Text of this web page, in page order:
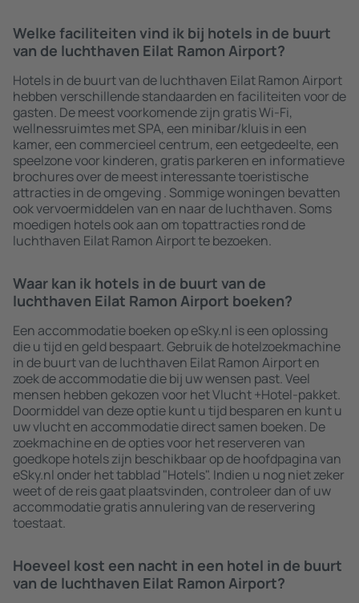
Welke faciliteiten vind ik bij hotels in de buurt
van de luchthaven Eilat Ramon Airport?
Hotels in de buurt van de luchthaven Eilat Ramon Airport
hebben verschillende standaarden en faciliteiten voor de
gasten. De meest voorkomende zijn gratis Wi-Fi,
wellnessruimtes met SPA, een minibar/kluis in een
kamer, een commercieel centrum, een eetgedeelte, een
speelzone voor kinderen, gratis parkeren en informatieve
brochures over de meest interessante toeristische
attracties in de omgeving . Sommige woningen bevatten
ook vervoermiddelen van en naar de luchthaven. Soms
moedigen hotels ook aan om topattracties rond de
luchthaven Eilat Ramon Airport te bezoeken.
Waar kan ik hotels in de buurt van de
luchthaven Eilat Ramon Airport boeken?
Een accommodatie boeken op eSky.nl is een oplossing
die u tijd en geld bespaart. Gebruik de hotelzoekmachine
in de buurt van de luchthaven Eilat Ramon Airport en
zoek de accommodatie die bij uw wensen past. Veel
mensen hebben gekozen voor het Vlucht +Hotel-pakket.
Doormiddel van deze optie kunt u tijd besparen en kunt u
uw vlucht en accommodatie direct samen boeken. De
zoekmachine en de opties voor het reserveren van
goedkope hotels zijn beschikbaar op de hoofdpagina van
eSky.nl onder het tabblad "Hotels". Indien u nog niet zeker
weet of de reis gaat plaatsvinden, controleer dan of uw
accommodatie gratis annulering van de reservering
toestaat.
Hoeveel kost een nacht in een hotel in de buurt
van de luchthaven Eilat Ramon Airport?